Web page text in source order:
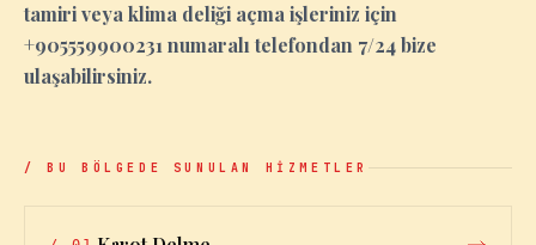
tamiri veya klima deliği açma işleriniz için
+905559900231 numaralı telefondan 7/24 bize
ulaşabilirsiniz.
/ BU BÖLGEDE SUNULAN HİZMETLER